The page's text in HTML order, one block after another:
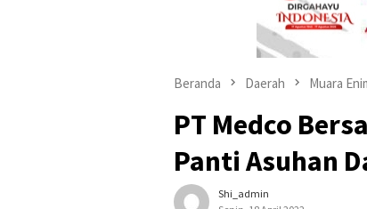
Beranda Daerah Muara
PT Medco
Panti Asuhan
Shi_admin